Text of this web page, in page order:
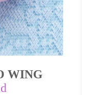
WING